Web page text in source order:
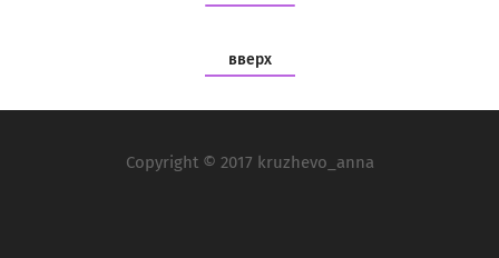
вверх
Copyright © 2017 kruzhevo_anna